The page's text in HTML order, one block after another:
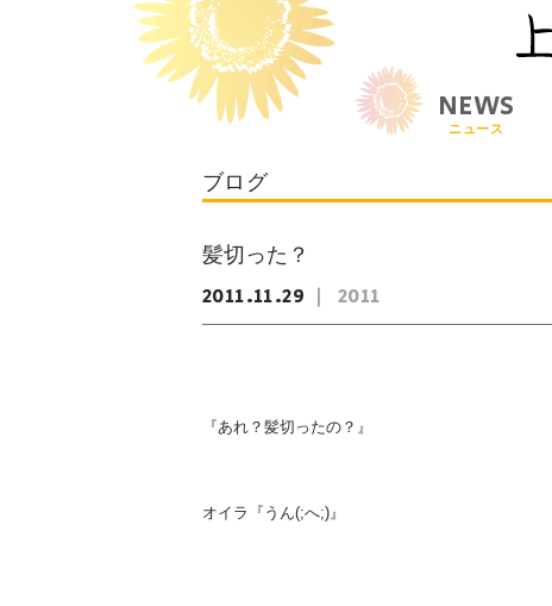
ニュース
NEWS
ブログ
髪切った？
2011 11 29 2011
『あれ？髪切ったの？』
オイラ『うん(;へ;)』